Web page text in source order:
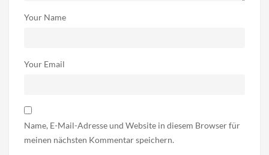
Your Name
Your Email
Name, E-Mail-Adresse und Website in diesem Browser für
meinen nächsten Kommentar speichern.